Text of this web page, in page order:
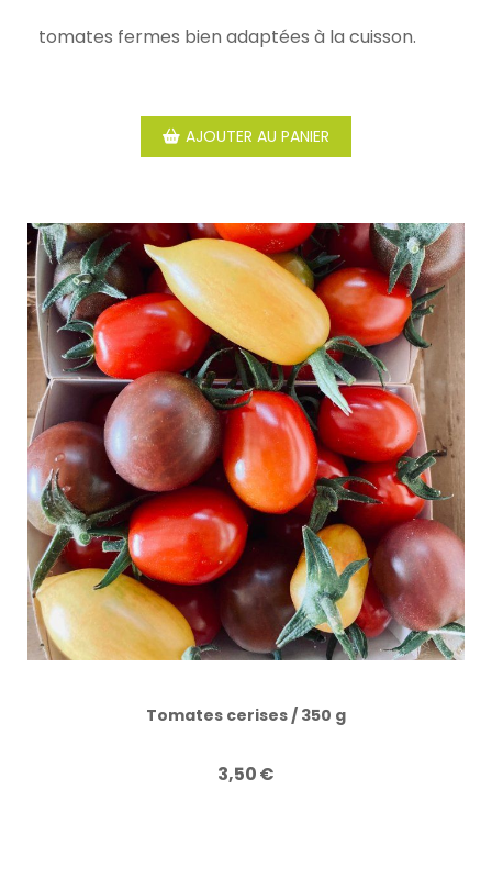
tomates fermes bien adaptées à la cuisson.
AJOUTER AU PANIER
Tomates cerises / 350 g
3,50€